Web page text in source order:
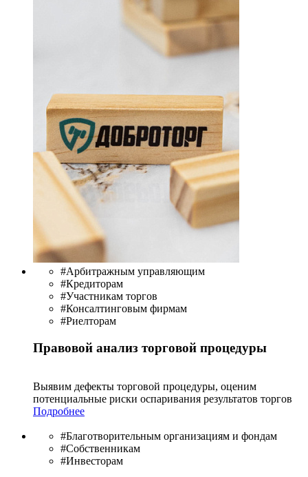
#Арбитражным управляющим
#Кредиторам
#Участникам торгов
#Консалтинговым фирмам
#Риелторам
Правовой анализ торговой процедуры
Выявим дефекты торговой процедуры, оценим
потенциальные риски оспаривания результатов торгов
Подробнее
#Благотворительным организациям и фондам
#Собственникам
#Инвесторам